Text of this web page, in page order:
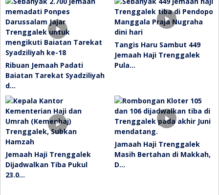
Ribuan Jemaah Padati
Baiatan Tarekat Syadziliyah
d…
Tangis Haru Sambut 449
Jemaah Haji Trenggalek
Pula…
Jemaah Haji Trenggalek
Dijadwalkan Tiba Pukul
23.0…
Jamaah Haji Trenggalek
Masih Bertahan di Makkah,
D…